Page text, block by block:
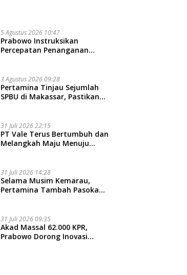
5 Agustus 2026 10:47
Prabowo Instruksikan
Percepatan Penanganan
3 Agustus 2026 09:28
Pertamina Tinjau Sejumlah
SPBU di Makassar, Pastikan
31 Juli 2026 22:15
PT Vale Terus Bertumbuh dan
Melangkah Maju Menuju
31 Juli 2026 14:28
Selama Musim Kemarau,
Pertamina Tambah Pasokan
31 Juli 2026 09:35
Akad Massal 62.000 KPR,
Prabowo Dorong Inovasi